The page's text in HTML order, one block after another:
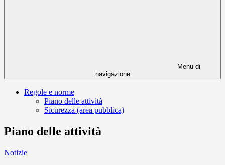
Menu di
navigazione
Regole e norme
Piano delle attività
Sicurezza (area pubblica)
Piano delle attività
Notizie